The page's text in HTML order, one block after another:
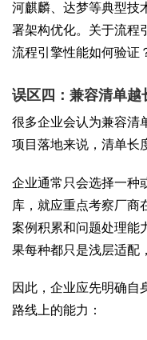
河麒麟、达梦等典型技
署架构优化。关于流程
流程引擎性能如何验证
误区四：兼容清单越
很多企业会认为兼容清
项目落地来说，清单长
企业通常只会选择一种
库，就应重点考察厂商
案例积累和问题处理能
果每种都只是浅层适配
因此，企业应先明确自
路线上的能力：